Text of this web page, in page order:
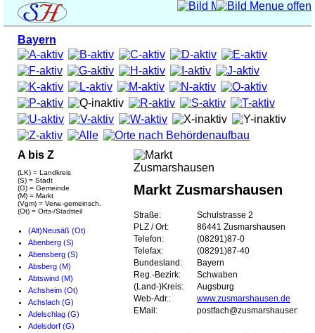
Bayern
A bis Z
(LK) = Landkreis
(S) = Stadt
(G) = Gemeinde
(M) = Markt
(Vgm) = Verw.-gemeinsch.
(Ot) = Orts-/Stadtteil
(Alt)Neusäß (Ot)
Abenberg (S)
Abensberg (S)
Absberg (M)
Abtswind (M)
Achsheim (Ot)
Achslach (G)
Adelschlag (G)
Adelsdorf (G)
Markt Zusmarshausen
Straße:
Schulstrasse 2
PLZ / Ort:
86441 Zusmarshausen
Telefon:
(08291)87-0
Telefax:
(08291)87-40
Bundesland:
Bayern
Reg.-Bezirk:
Schwaben
(Land-)Kreis:
Augsburg
Web-Adr.:
www.zusmarshausen.de
EMail:
postfach@zusmarshausen.de